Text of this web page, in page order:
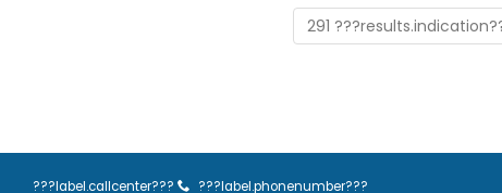
291
???label.callcenter??? ???label.phonenumber???